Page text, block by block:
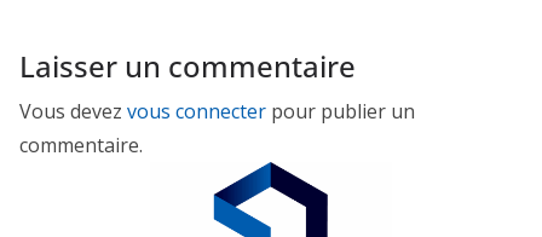
Laisser un commentaire
Vous devez vous connecter pour publier un
commentaire.